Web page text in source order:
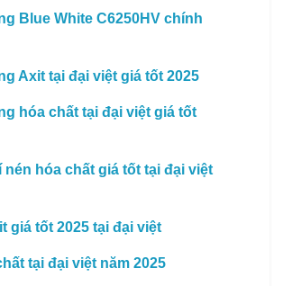
Blue White C6250HV chính
Axit tại đại việt giá tốt 2025
hóa chất tại đại việt giá tốt
nén hóa chất giá tốt tại đại việt
giá tốt 2025 tại đại việt
tại đại việt năm 2025